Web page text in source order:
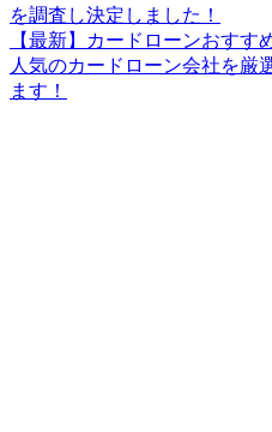
を調査し決定しました！
【最新】カードローンおすす
人気のカードローン会社を厳
ます！